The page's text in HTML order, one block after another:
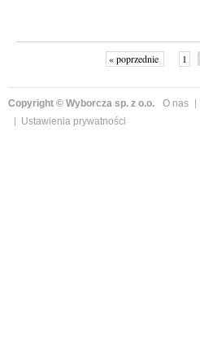
« poprzednie 1
Copyright © Wyborcza sp. z o.o. O nas
Ustawienia prywatności